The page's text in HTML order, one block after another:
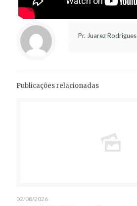
Pr. Juarez Rodrigues
Publicações relacionadas
02/08/2026